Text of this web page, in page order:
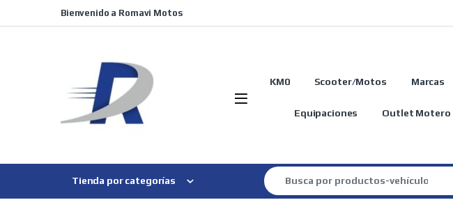
Bienvenido a Romavi Motos
KM0 Scooter/Motos Marcas
Equipaciones Outlet Motero
Tienda por categorías
Search for: